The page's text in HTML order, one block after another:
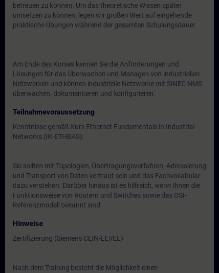
betreuen zu können. Um das theoretische Wissen später
umsetzen zu können, legen wir großen Wert auf eingehende
praktische Übungen während der gesamten Schulungsdauer.
Am Ende des Kurses kennen Sie die Anforderungen und
Lösungen für das Überwachen und Managen von industriellen
Netzwerken und können industrielle Netzwerke mit SINEC NMS
überwachen, dokumentieren und konfigurieren.
Teilnahmevoraussetzung
Kenntnisse gemäß Kurs Ethernet Fundamentals in Industrial
Networks (IK-ETHBAS):
Sie sollten mit Topologien, Übertragungsverfahren, Adressierung
und Transport von Daten vertraut sein und das Fachvokabular
dazu verstehen. Darüber hinaus ist es hilfreich, wenn Ihnen die
Funktionsweise von Routern und Switches sowie das OSI-
Referenzmodell bekannt sind.
Hinweise
Zertifizierung (Siemens CEIN-LEVEL)
Nach dem Training besteht die Möglichkeit einen